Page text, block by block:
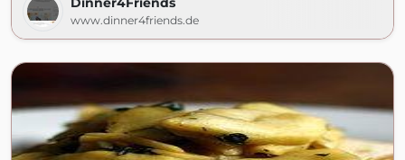
www.dinner4friends.de